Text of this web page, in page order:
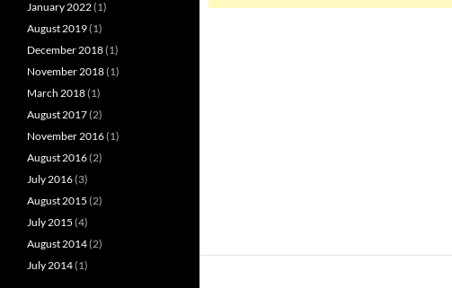
January 2022(1)
August 2019(1)
December 2018(1)
November 2018(1)
March 2018(1)
August 2017(2)
November 2016(1)
August 2016(2)
July 2016(3)
August 2015 (2)
July 2015 (4)
August 2014(2)
July 2014(1)